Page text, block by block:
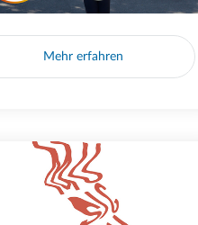
Mehr erfahren